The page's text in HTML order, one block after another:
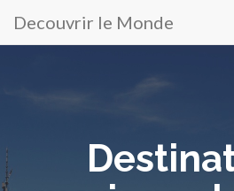
principal
Decouvrir le Monde